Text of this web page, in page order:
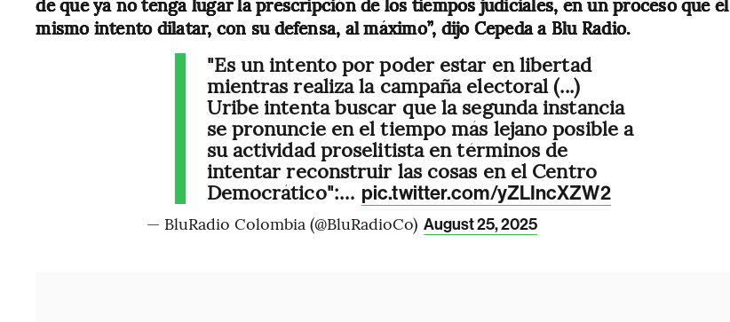
mismo intento dilatar, con su defensa, al máximo”, dijo Cepeda a Blu Radio.
"Es un intento por poder estar en libertad
mientras realiza la campaña electoral (...)
Uribe intenta buscar que la segunda instancia
se pronuncie en el tiempo más lejano posible a
su actividad proselitista en términos de
intentar reconstruir las cosas en el Centro
Democrático":… pic.twitter.com/yZLIncXZW2
— BluRadio Colombia (@BluRadioCo) August 25, 2025